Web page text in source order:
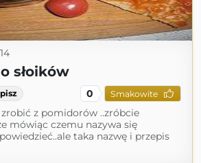
słoików
0 Smakowite
z pomidorów ..zróbcie
mówiąc czemu nazywa się
taka nazwę i przepis